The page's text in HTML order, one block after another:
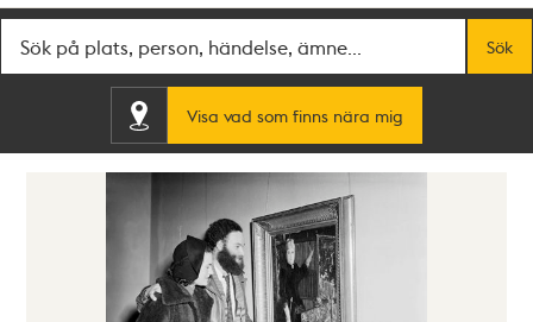
Sök
Visa vad som finns nära mig